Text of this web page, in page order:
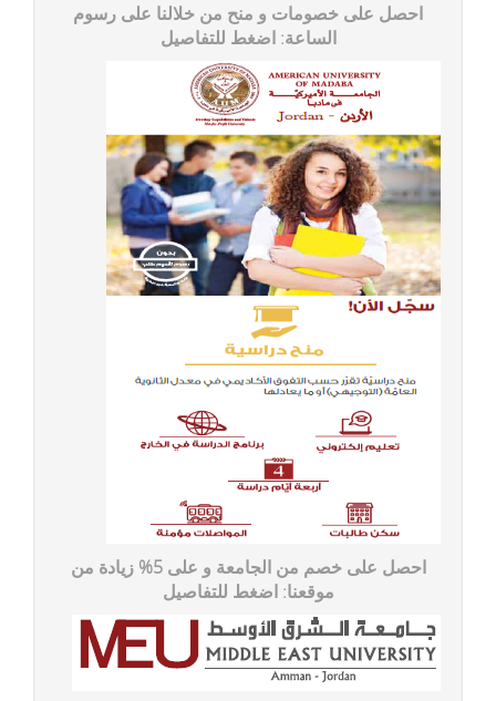
احصل على خصومات و منح من خلالنا على رسوم
الساعة: اضغط للتفاصیل
احصل على خصم من الجامعة و على 5% زيادة من
موقعنا: اضغط للتفاصیل